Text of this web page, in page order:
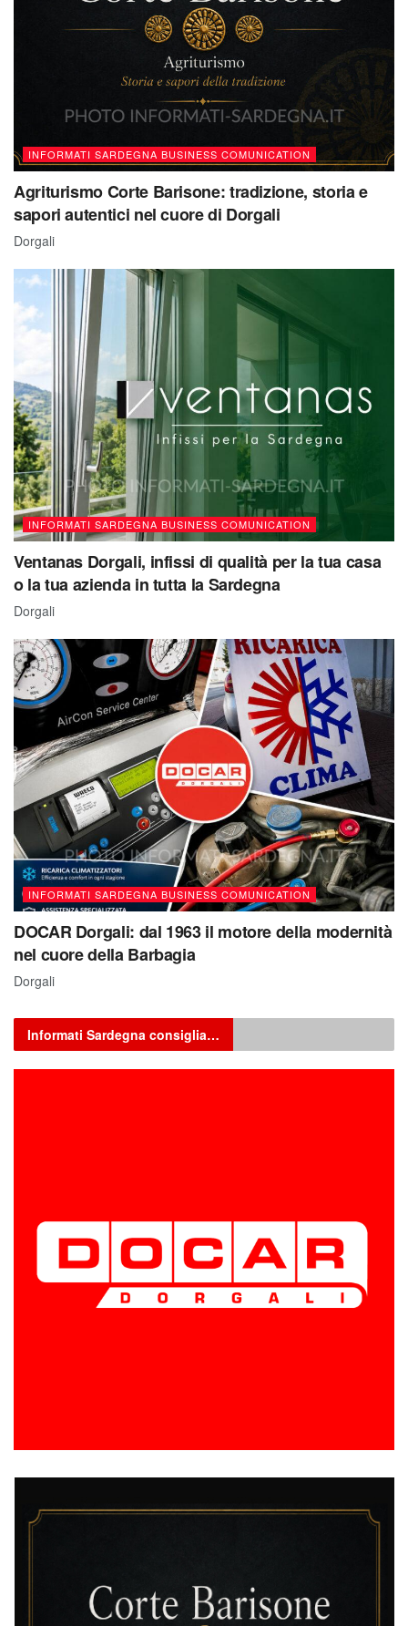
INFORMATI SARDEGNA BUSINESS COMUNICATION
Agriturismo Corte Barisone: tradizione, storia e
sapori autentici nel cuore di Dorgali
Dorgali
INFORMATI SARDEGNA BUSINESS COMUNICATION
Ventanas Dorgali, infissi di qualità per la tua casa
o la tua azienda in tutta la Sardegna
Dorgali
INFORMATI SARDEGNA BUSINESS COMUNICATION
DOCAR Dorgali: dal 1963 il motore della modernità
nel cuore della Barbagia
Dorgali
Informati Sardegna consiglia…